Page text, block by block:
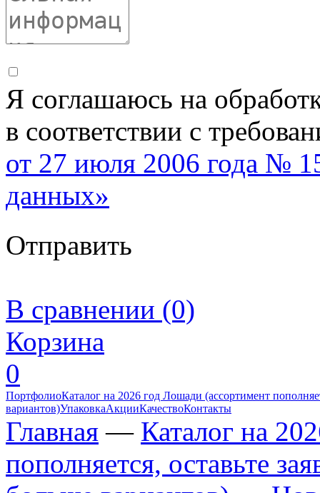
Я соглашаюсь на
в соответствии с
от 27 июля 2006 года №
данных»
Отправить
В сравнении (0)
Корзина
0
ПортфолиоКаталог на 2026 год Лошади (ассортимент
вариантов)УпаковкаАкцииКачествоКонтакты
Главная — Каталог на
пополняется, оставьте